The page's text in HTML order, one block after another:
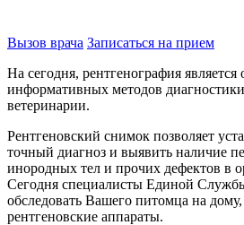
Вызов врача Записаться на прием
На сегодня, рентгенография
информативных методов
ветеринарии.
Рентгеновский снимок позволяет
точный диагноз и выявить наличие
инородных тел и прочих дефектов в
Сегодня специалисты Единой
обследовать Вашего питомца на
рентгеновские аппараты.